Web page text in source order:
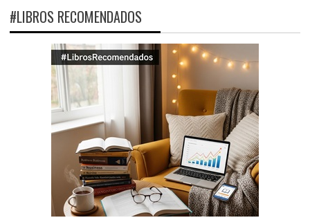
#LIBROS RECOMENDADOS